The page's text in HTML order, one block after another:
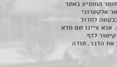
המופיע באתר
אלקטרוני
לחדול
אנא ציינו שם מלא
לדף
את הדבר. תודה